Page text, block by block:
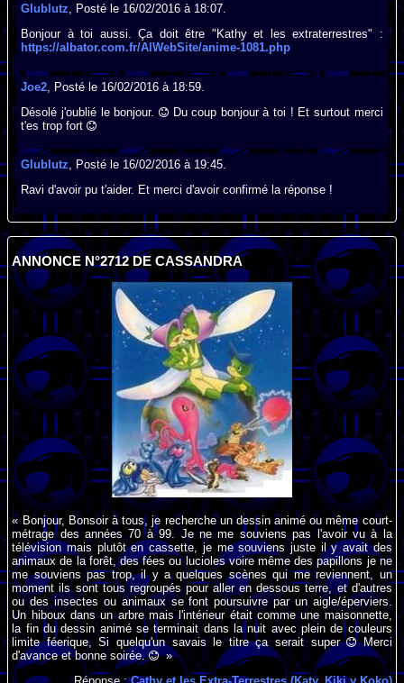
Glublutz , Posté le 16/02/2016 à 18:07.
Bonjour à toi aussi. Ça doit être "Kathy et les extraterrestres" :
https://albator.com.fr/AlWebSite/anime-1081.php
Joe2 , Posté le 16/02/2016 à 18:59.
Désolé j'oublié le bonjour.
Du coup bonjour à toi ! Et surtout merci
t'es trop fort
Glublutz, Posté le 16/02/2016 à 19:45.
Ravi d'avoir pu t'aider. Et merci d'avoir confirmé la réponse !
ANNONCE N°2712 DE CASSANDRA
« Bonjour, Bonsoir à tous, je recherche un dessin animé ou même court-
métrage des années 70 à 99. Je ne me souviens pas l'avoir vu à la
télévision mais plutôt en cassette, je me souviens juste il y avait des
animaux de la forêt, des fées ou lucioles voire même des papillons je ne
me souviens pas trop, il y a quelques scènes qui me reviennent, un
moment ils sont tous regroupés pour aller en dessous terre, et d'autres
ou des insectes ou animaux se font poursuivre par un aigle/éperviers.
Un hiboux dans un arbre mais l'intérieur était comme une maisonnette,
la fin du dessin animé se terminait dans la nuit avec plein de couleurs
limite féerique, Si quelqu'un savais le titre ça serait super
Merci
d'avance et bonne soirée.
»